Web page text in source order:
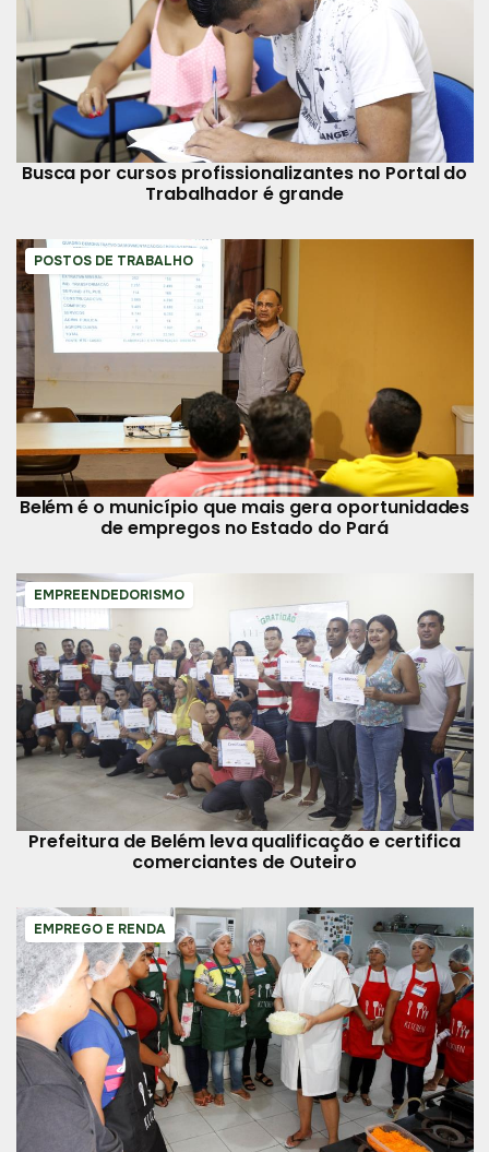
Busca por cursos profissionalizantes no Portal do
Trabalhador é grande
POSTOS DE TRABALHO
Belém é o município que mais gera oportunidades
de empregos no Estado do Pará
EMPREENDEDORISMO
Prefeitura de Belém leva qualificação e certifica
comerciantes de Outeiro
EMPREGO E RENDA